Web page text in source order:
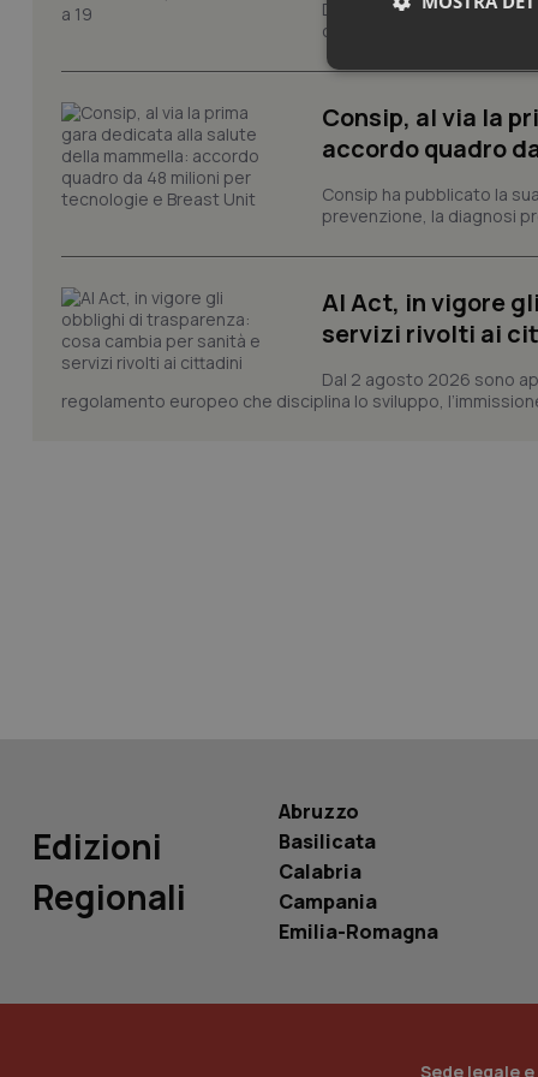
Dopo la giornata di oggi,
contrassegnate dal livello
Consip, al via la
accordo quadro
Consip ha pubblicato la
prevenzione, la diagnosi
AI Act, in vigore
servizi rivolti ai
Dal 2 agosto 2026 sono
regolamento europeo che disciplina lo sviluppo,
Edizioni
Regionali
Abruzzo
Basilicata
Calabria
Campania
Emilia-Romagna
Sede legale
e l'accesso alle
Nome